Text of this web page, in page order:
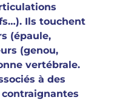
Ils touchent
(épaule,
(genou,
vertébrale.
à des